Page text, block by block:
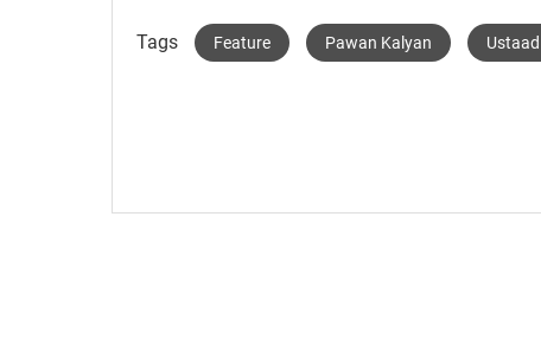
Tags Feature Pawan Kalyan